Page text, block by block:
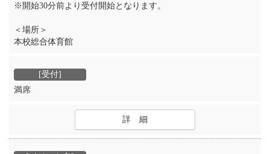
※開始30分前より受付開始となります。
＜場所＞
本校総合体育館
満席
詳 細